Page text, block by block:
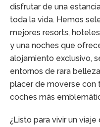
disfrutar de una
toda la vida. Hemos
mejores resorts,
y una noches que
alojamiento exclusivo,
entornos de rara
placer de moverse con
coches más
¿Listo para vivir un